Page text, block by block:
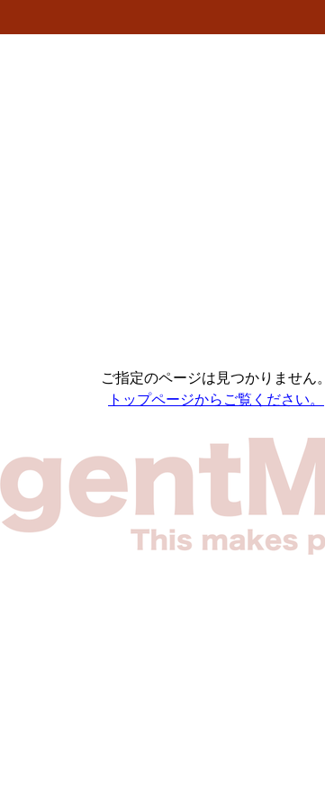
ご指定のページは見つかりません。
トップページからご覧ください。